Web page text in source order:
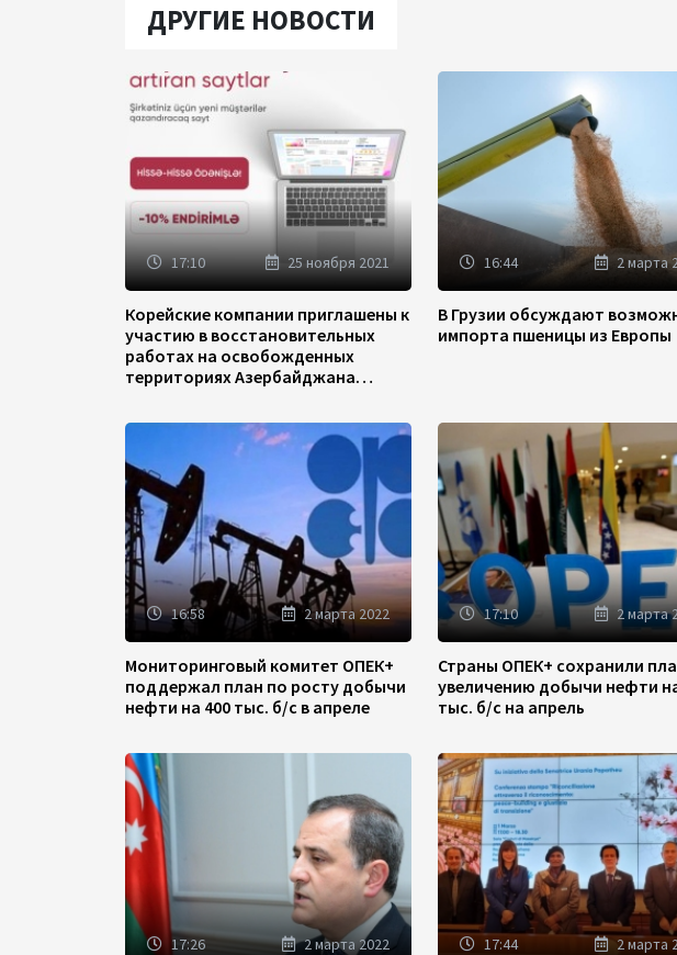
ДРУГИЕ НОВОСТИ
17:10 25 ноября 2021
Корейские компании приглашены к
участию в восстановительных
работах на освобожденных
территориях Азербайджана
16:44 2 марта
В Грузии обсуждают
импорта пшеницы из Европы
16:58 2 марта 2022
Мониторинговый комитет ОПЕК+
поддержал план по росту добычи
нефти на 400 тыс. б/с в апреле
17:10 2 марта
Страны ОПЕК+ сохранили
увеличению добычи нефти
тыс. б/с на апрель
17:26 2 марта 2022 17:44 2 марта